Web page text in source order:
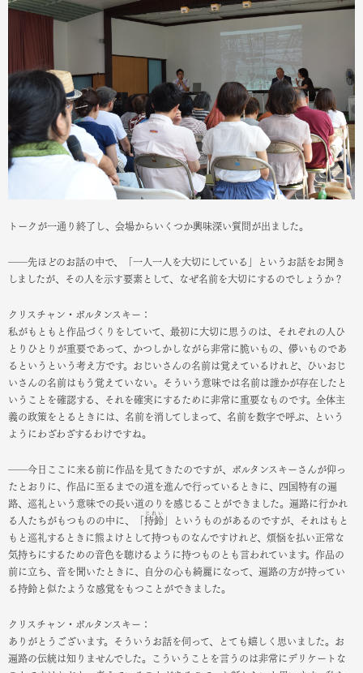
トークが一通り終了し、会場からいくつか興味深い質問が出ました。
――先ほどのお話の中で、「一人一人を大切にしている」というお話をお聞き
しましたが、その人を示す要素として、なぜ名前を大切にするのでしょうか？
クリスチャン・ボルタンスキー：
私がもともと作品づくりをしていて、最初に大切に思うのは、それぞれの人ひ
とりひとりが重要であって、かつしかしながら非常に脆いもの、儚いものであ
るというという考え方です。おじいさんの名前は覚えているけれど、ひいおじ
いさんの名前はもう覚えていない。そういう意味では名前は誰かが存在したと
いうことを確認する、それを確実にするために非常に重要なものです。全体主
義の政策をとるときには、名前を消してしまって、名前を数字で呼ぶ、という
ようにわざわざするわけですね。
――今日ここに来る前に作品を見てきたのですが、ボルタンスキーさんが仰っ
たとおりに、作品に至るまでの道を進んで行っているときに、四国特有の遍
路、巡礼という意味での長い道のりを感じることができました。遍路に行かれ
る人たちがもつものの中に、「 持鈴
じれい
」というものがあるのですが、それはもと
もと巡礼するときに熊よけとして持つものなんですけれど、煩悩を払い正常な
気持ちにするための音色を聴けるように持つものとも言われています。作品の
前に立ち、音を聞いたときに、自分の心も綺麗になって、遍路の方が持ってい
る持鈴と似たような感覚をもつことができました。
クリスチャン・ボルタンスキー：
ありがとうございます。そういうお話を伺って、とても嬉しく思いました。お
遍路の伝統は知りませんでした。こういうことを言うのは非常にデリケートな